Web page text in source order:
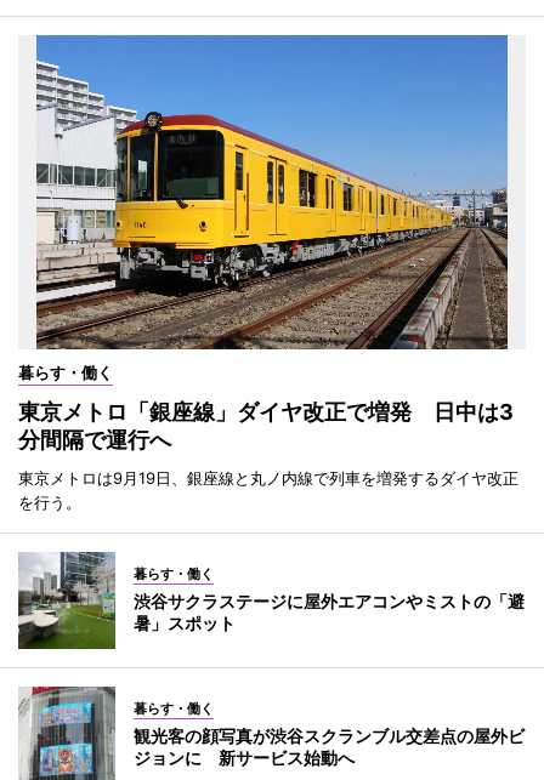
暮らす・働く
東京メトロ「銀座線」ダイヤ改正で増発 日中は3
分間隔で運行へ
東京メトロは9月19日、銀座線と丸ノ内線で列車を増発するダイヤ改正
を行う。
暮らす・働く
渋谷サクラステージに屋外エアコンやミストの「避
暑」スポット
暮らす・働く
観光客の顔写真が渋谷スクランブル交差点の屋外ビ
ジョンに 新サービス始動へ